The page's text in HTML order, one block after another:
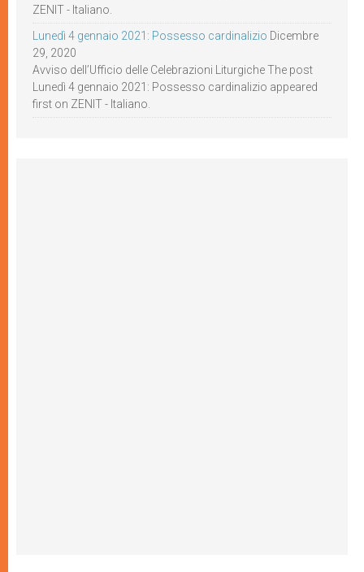
ZENIT - Italiano.
Lunedì 4 gennaio 2021: Possesso cardinalizio Dicembre
29, 2020
Avviso dell’Ufficio delle Celebrazioni Liturgiche The post
Lunedì 4 gennaio 2021: Possesso cardinalizio appeared
first on ZENIT - Italiano.